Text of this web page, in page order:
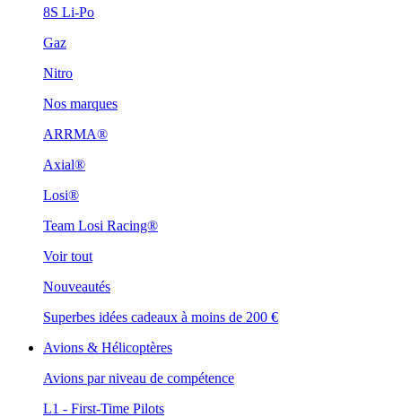
8S Li-Po
Gaz
Nitro
Nos marques
ARRMA®
Axial®
Losi®
Team Losi Racing®
Voir tout
Nouveautés
Superbes idées cadeaux à moins de 200 €
Avions & Hélicoptères
Avions par niveau de compétence
L1 - First-Time Pilots